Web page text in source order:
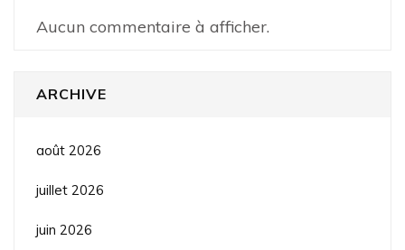
Aucun commentaire à afficher.
ARCHIVE
août 2026
juillet 2026
juin 2026